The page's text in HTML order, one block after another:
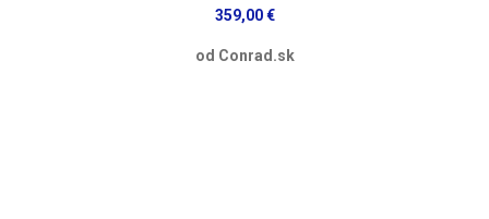
359,00 €
od Conrad.sk